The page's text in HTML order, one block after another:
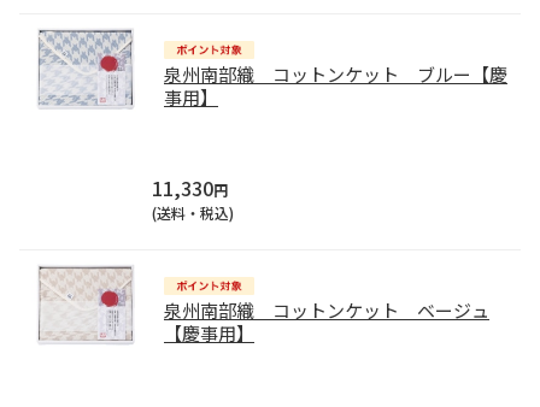
泉州南部織 コットンケット ブルー【慶
事用】
11,330円
(送料・税込)
泉州南部織 コットンケット ベージュ
【慶事用】